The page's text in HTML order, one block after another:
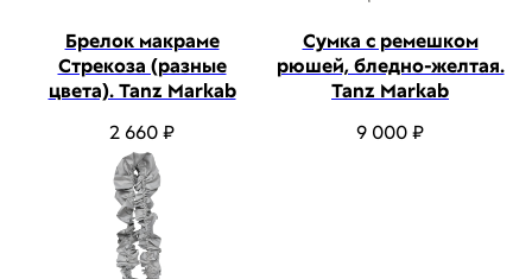
Брелок макраме
Стрекоза (разные
цвета). Tanz Markab
2 660₽
Сумка с ремешком
рюшей, бледно-желтая.
Tanz Markab
9 000₽